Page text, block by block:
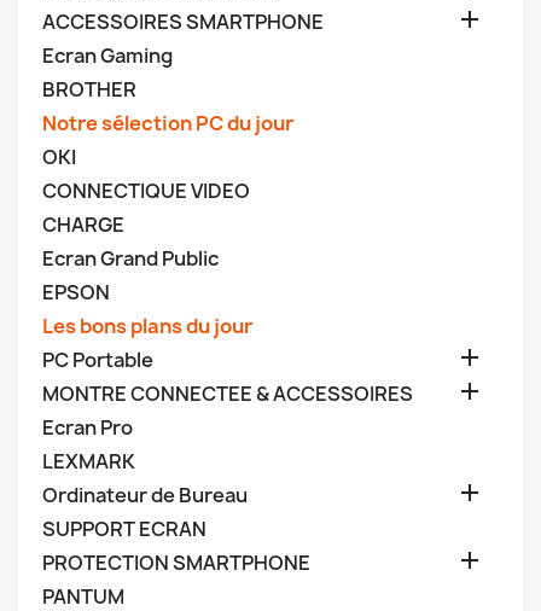
ACCESSOIRES SMARTPHONE 
Ecran Gaming
BROTHER
Notre sélection PC du jour
OKI
CONNECTIQUE VIDEO
CHARGE
Ecran Grand Public
EPSON
Les bons plans du jour
PC Portable

MONTRE CONNECTEE & ACCESSOIRES 
Ecran Pro
LEXMARK
Ordinateur de Bureau

SUPPORT ECRAN
PROTECTION SMARTPHONE

PANTUM